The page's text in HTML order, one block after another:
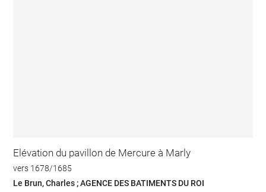
Elévation du pavillon de Mercure à Marly
vers 1678/1685
Le Brun, Charles ; AGENCE DES BATIMENTS DU ROI